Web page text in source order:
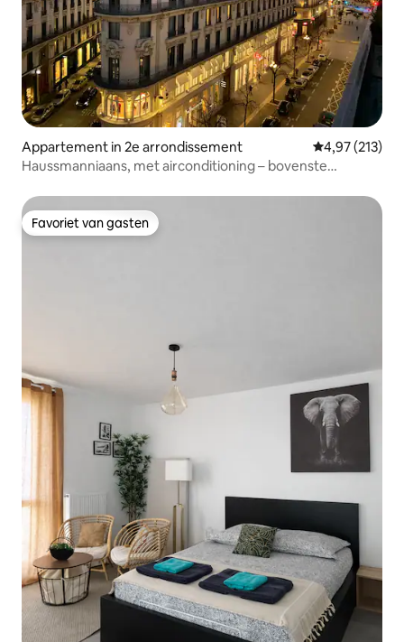
Appartement in 2e arrondissement Gemiddelde
4,97 (213)
Haussmanniaans, met airconditioning – bovenste
Favoriet van gasten
Favoriet van gasten